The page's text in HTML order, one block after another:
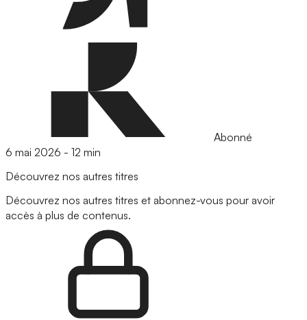
Abonné
6 mai 2026 - 12 min
Découvrez nos autres titres
Découvrez nos autres titres et abonnez-vous pour avoir
accès à plus de contenus.